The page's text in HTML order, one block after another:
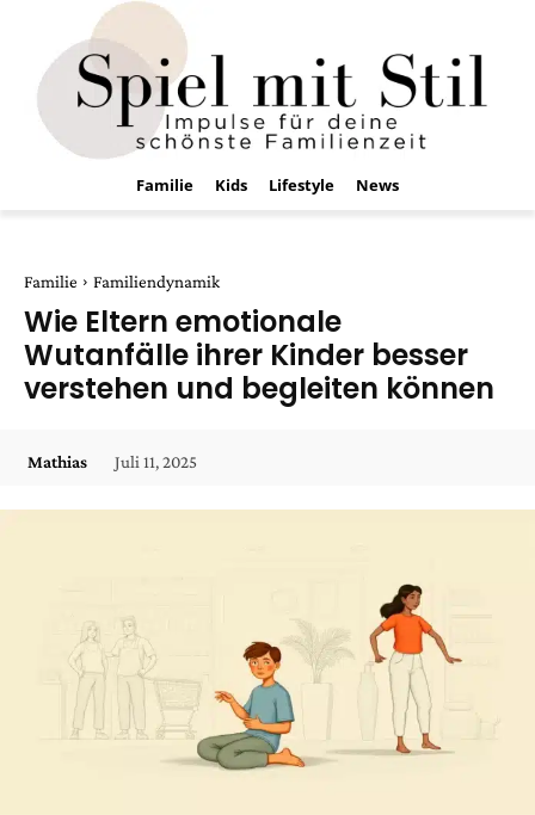
Familie Kids Lifestyle News
Familie Familiendynamik
Wie Eltern emotionale
Wutanfälle ihrer Kinder besser
verstehen und begleiten können
Mathias Juli 11, 2025